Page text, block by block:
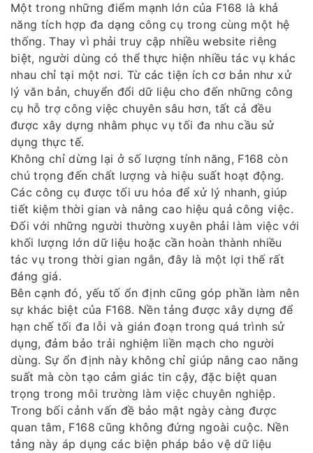
Một trong những điểm mạnh lớn của F168 là khả
năng tích hợp đa dạng công cụ trong cùng một hệ
thống. Thay vì phải truy cập nhiều website riêng
biệt, người dùng có thể thực hiện nhiều tác vụ khác
nhau chỉ tại một nơi. Từ các tiện ích cơ bản như xử
lý văn bản, chuyển đổi dữ liệu cho đến những công
cụ hỗ trợ công việc chuyên sâu hơn, tất cả đều
được xây dựng nhằm phục vụ tối đa nhu cầu sử
dụng thực tế.
Không chỉ dừng lại ở số lượng tính năng, F168 còn
chú trọng đến chất lượng và hiệu suất hoạt động.
Các công cụ được tối ưu hóa để xử lý nhanh, giúp
tiết kiệm thời gian và nâng cao hiệu quả công việc.
Đối với những người thường xuyên phải làm việc với
khối lượng lớn dữ liệu hoặc cần hoàn thành nhiều
tác vụ trong thời gian ngắn, đây là một lợi thế rất
đáng giá.
Bên cạnh đó, yếu tố ổn định cũng góp phần làm nên
sự khác biệt của F168. Nền tảng được xây dựng để
hạn chế tối đa lỗi và gián đoạn trong quá trình sử
dụng, đảm bảo trải nghiệm liền mạch cho người
dùng. Sự ổn định này không chỉ giúp nâng cao năng
suất mà còn tạo cảm giác tin cậy, đặc biệt quan
trọng trong môi trường làm việc chuyên nghiệp.
Trong bối cảnh vấn đề bảo mật ngày càng được
quan tâm, F168 cũng không đứng ngoài cuộc. Nền
tảng này áp dụng các biện pháp bảo vệ dữ liệu